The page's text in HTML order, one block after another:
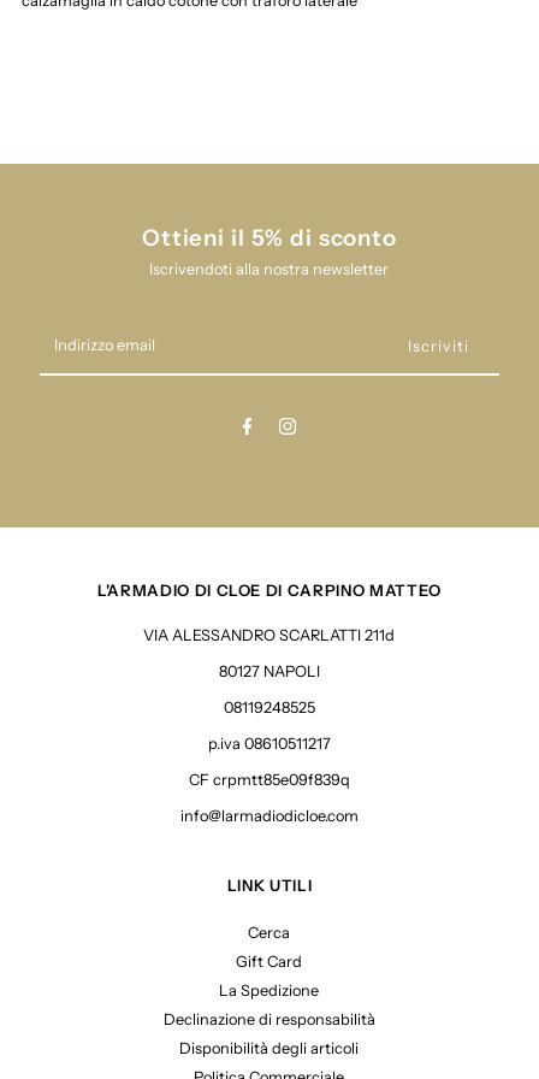
Ottieni il 5% di sconto
Iscrivendoti alla nostra newsletter
email
L'ARMADIO DI CLOE DI CARPINO MATTEO
VIA ALESSANDRO SCARLATTI 211d
80127 NAPOLI
08119248525
p.iva 08610511217
CF crpmtt85e09f839q
info@larmadiodicloe.com
LINK UTILI
Cerca
Gift Card
La Spedizione
Declinazione di responsabilità
Disponibilità degli articoli